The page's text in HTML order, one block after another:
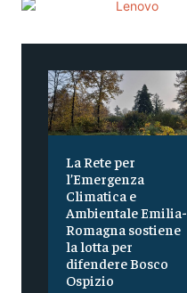
La Rete per
l’Emergenza
Climatica e
Ambientale Emilia-
Romagna sostiene
la lotta per
difendere Bosco
Ospizio